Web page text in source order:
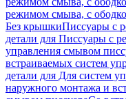
режимом смыва, с
Без крышкиПиссуары с
детали для Писсуары с
управления смывом
встраиваемых систем
детали для Для систем
наружного монтажа и